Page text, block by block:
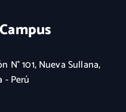
N° 101, Nueva Sullana,
- Perú